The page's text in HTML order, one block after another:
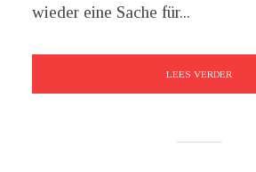
wieder eine Sache für...
LEES VERDER